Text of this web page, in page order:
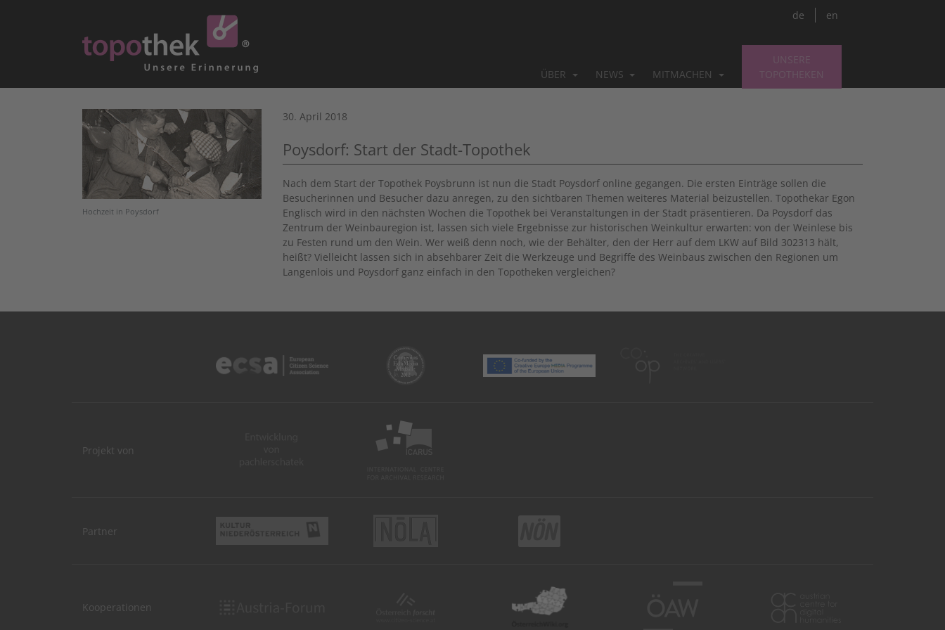
ÜBER NEWS MITMACHEN
UNSERE
TOPOTHEKEN
de en
Hochzeit in Poysdorf
30. April 2018
Poysdorf: Start der Stadt-Topothek
Nach dem Start der Topothek Poysbrunn ist nun die Stadt Poysdorf online gegangen. Die ersten Einträge sollen die
Besucherinnen und Besucher dazu anregen, zu den sichtbaren Themen weiteres Material beizustellen. Topothekar Egon
Englisch wird in den nächsten Wochen die Topothek bei Veranstaltungen in der Stadt präsentieren. Da Poysdorf das
Zentrum der Weinbauregion ist, lassen sich viele Ergebnisse zur historischen Weinkultur erwarten: von der Weinlese bis
zu Festen rund um den Wein. Wer weiß denn noch, wie der Behälter, den der Herr auf dem LKW auf Bild 302313 hält,
heißt? Vielleicht lassen sich in absehbarer Zeit die Werkzeuge und Begriffe des Weinbaus zwischen den Regionen um
Langenlois und Poysdorf ganz einfach in den Topotheken vergleichen?
Projekt von
Partner
Kooperationen